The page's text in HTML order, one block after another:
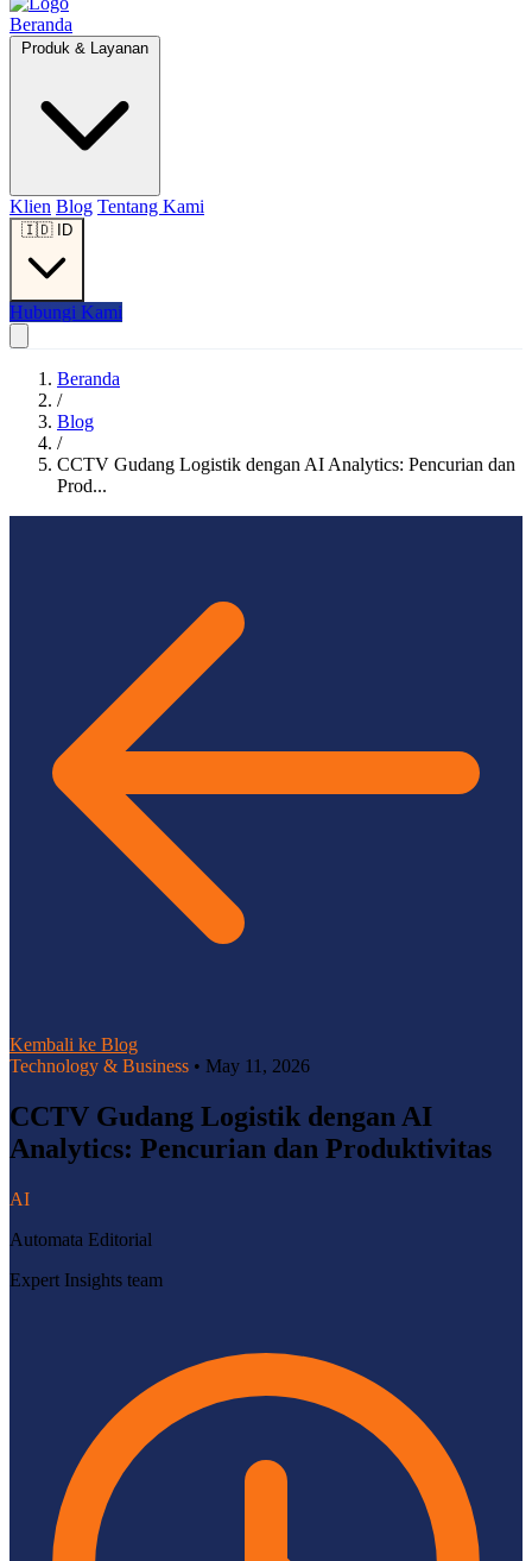
Beranda
Produk & Layanan
Klien Blog Tentang Kami
🇮🇩 ID
Hubungi Kami
Beranda
/
Blog
/
CCTV Gudang Logistik dengan AI Analytics: Pencurian dan
Prod...
Kembali ke Blog
Technology & Business • May 11, 2026
CCTV Gudang Logistik dengan AI
Analytics: Pencurian dan Produktivitas
AI
Automata Editorial
Expert Insights team